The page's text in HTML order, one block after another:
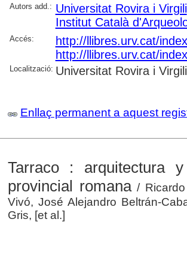
Autors add.: Universitat Rovira i Virgili
Institut Català
Accés:
http://llibres.urv.cat/
http://llibres.urv.cat/
Localització: Universitat Rovira i Virgili
Enllaç permanent a aquest
Tarraco : arquitectura
provincial romana/ Ricardo
Vivó, José Alejandro Beltrán-
Gris, [et al.]